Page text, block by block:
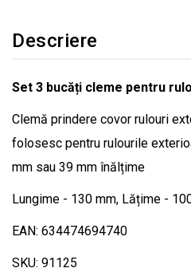
Descriere
Set 3 bucăți cleme pentru
Clemă prindere covor rulouri
folosesc pentru rulourile
mm sau 39 mm înălțime
Lungime - 130 mm, Lățime -
EAN: 634474694740
SKU: 91125